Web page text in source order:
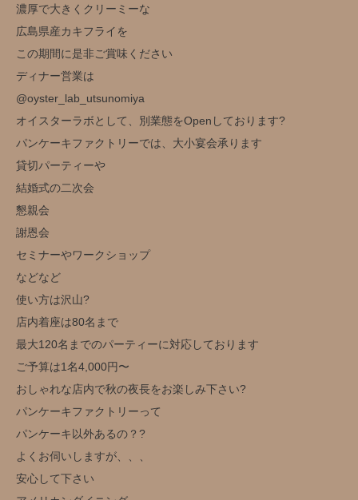
濃厚で大きくクリーミーな
広島県産カキフライを
この期間に是非ご賞味ください
ディナー営業は
@oyster_lab_utsunomiya
オイスターラボとして、別業態をOpenしております?
パンケーキファクトリーでは、大小宴会承ります
貸切パーティーや
結婚式の二次会
懇親会
謝恩会
セミナーやワークショップ
などなど
使い方は沢山?️
店内着座は80名まで
最大120名までのパーティーに対応しております
ご予算は1名4,000円〜
おしゃれな店内で秋の夜長をお楽しみ下さい?
パンケーキファクトリーって
パンケーキ以外あるの？?
よくお伺いしますが、、、
安心して下さい